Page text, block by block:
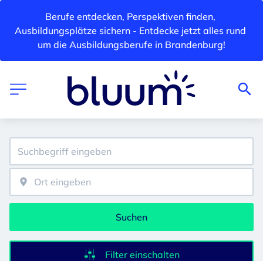
Berufe entdecken, Perspektiven finden,
Ausbildungsplätze sichern - Entdecke jetzt alles rund
um die Ausbildungsberufe in Brandenburg!
Suchen
Filter einschalten